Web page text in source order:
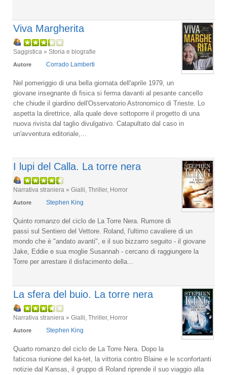
Viva Margherita
Saggistica » Storia e biografie
Autore Corrado Lamberti
Nel pomeriggio di una bella giornata dell'aprile 1979, un
giovane insegnante di fisica si ferma davanti al pesante cancello
che chiude il giardino dell'Osservatorio Astronomico di Trieste. Lo
aspetta la direttrice, alla quale deve sottoporre il progetto di una
nuova rivista dal taglio divulgativo. Catapultato dal caso in
un'avventura editoriale,...
I lupi del Calla. La torre nera
Narrativa straniera » Gialli, Thriller, Horror
Autore Stephen King
Quinto romanzo del ciclo de La Torre Nera. Rumore di
passi sul Sentiero del Vettore. Roland, l'ultimo cavaliere di un
mondo che è "andato avanti", e il suo bizzarro seguito - il giovane
Jake, Eddie e sua moglie Susannah - cercano di raggiungere la
Torre per arrestare il disfacimento della...
La sfera del buio. La torre nera
Narrativa straniera » Gialli, Thriller, Horror
Autore Stephen King
Quarto romanzo del ciclo de La Torre Nera. Dopo la
faticosa riunione del ka-tet, la vittoria contro Blaine e le sconfortanti
notizie dal Kansas, il gruppo di Roland riprende il suo viaggio alla